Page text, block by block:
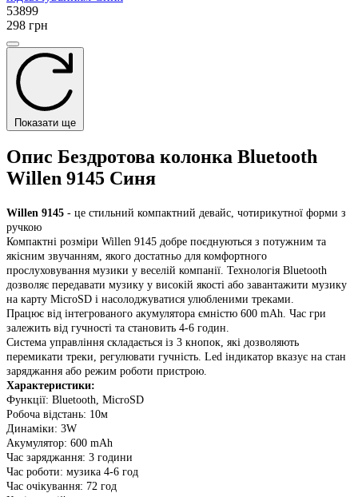
53899
298 грн
Показати ще
Опис Бездротова колонка Bluetooth
Willen 9145 Синя
Willen 9145 - це стильний компактний девайс, чотирикутної форми з
ручкою
Компактні розміри Willen 9145 добре поєднуються з потужним та
якісним звучанням, якого достатньо для комфортного
прослуховування музики у веселій компанії. Технологія Bluetooth
дозволяє передавати музику у високій якості або завантажити музику
на карту MicroSD і насолоджуватися улюбленими треками.
Працює від інтегрованого акумулятора ємністю 600 mAh. Час гри
залежить від гучності та становить 4-6 годин.
Система управління складається із 3 кнопок, які дозволяють
перемикати треки, регулювати гучність. Led індикатор вказує на стан
заряджання або режим роботи пристрою.
Характеристики:
Функції: Bluetooth, MicroSD
Робоча відстань: 10м
Динаміки: 3W
Акумулятор: 600 mAh
Час заряджання: 3 години
Час роботи: музика 4-6 год
Час очікування: 72 год